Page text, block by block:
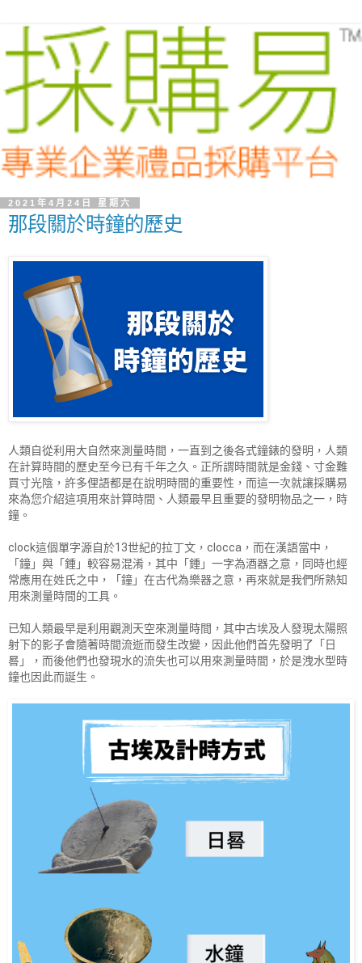
2021年4月24日 星期六
那段關於時鐘的歷史
人類自從利用大自然來測量時間，一直到之後各式鐘錶的發明，人類
在計算時間的歷史至今已有千年之久。正所謂時間就是金錢、寸金難
買寸光陰，許多俚語都是在說明時間的重要性，而這一次就讓採購易
來為您介紹這項用來計算時間、人類最早且重要的發明物品之一，時
鐘。
clock這個單字源自於13世紀的拉丁文，clocca，而在漢語當中，
「鐘」與「鍾」較容易混淆，其中「鍾」一字為酒器之意，同時也經
常應用在姓氏之中，「鐘」在古代為樂器之意，再來就是我們所熟知
用來測量時間的工具。
已知人類最早是利用觀測天空來測量時間，其中古埃及人發現太陽照
射下的影子會隨著時間流逝而發生改變，因此他們首先發明了「日
晷」，而後他們也發現水的流失也可以用來測量時間，於是洩水型時
鐘也因此而誕生。